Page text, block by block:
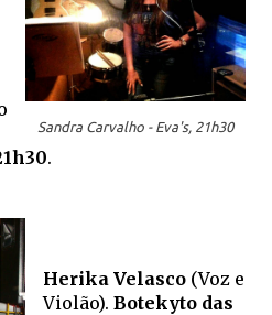
Sandra Carvalho - Eva's, 21h30
.
Herika Velasco (Voz e
Violão). Botekyto das